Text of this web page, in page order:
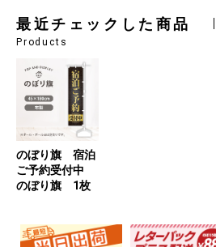
最近チェックした商品
Products
のぼり旗 宿泊
ご予約受付中
のぼり旗 1枚